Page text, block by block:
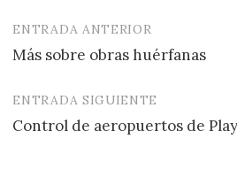
Navegación
de
entradas
ENTRADA ANTERIOR
Más sobre obras huérfanas
ENTRADA SIGUIENTE
Control de aeropuertos de